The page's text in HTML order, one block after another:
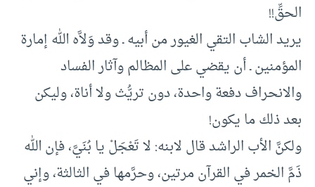
الحقِّ!!
يريد الشاب التقي الغيور من أبيه ـ وقد وَلاَّه الله إمارة
المؤمنين ـ أن يقضي على المظالم وآثار الفساد
والانحراف دفعة واحدة، دون تريُّث ولا أناة، وليكن
بعد ذلك ما يكون!
ولكنَّ الأب الراشد قال لابنه: لا تَعْجَلْ يا بُنَيَّ، فإن الله
ذَمَّ الخمر في القرآن مرتين، وحرَّمها في الثالثة، وإني